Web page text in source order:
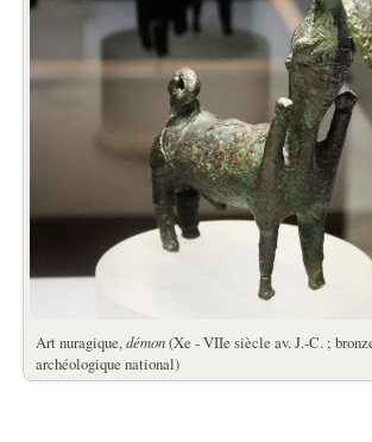
Art nuragique,démon(Xe - VIIe siècle av. J.-C. ;
archéologique national)